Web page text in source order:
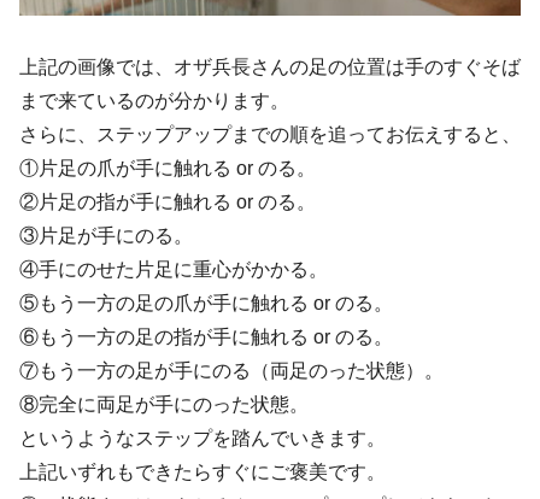
上記の画像では、オザ兵長さんの足の位置は手のすぐそば
まで来ているのが分かります。
さらに、ステップアップまでの順を追ってお伝えすると、
①片足の爪が手に触れる or のる。
②片足の指が手に触れる or のる。
③片足が手にのる。
④手にのせた片足に重心がかかる。
⑤もう一方の足の爪が手に触れる or のる。
⑥もう一方の足の指が手に触れる or のる。
⑦もう一方の足が手にのる（両足のった状態）。
⑧完全に両足が手にのった状態。
というようなステップを踏んでいきます。
上記いずれもできたらすぐにご褒美です。